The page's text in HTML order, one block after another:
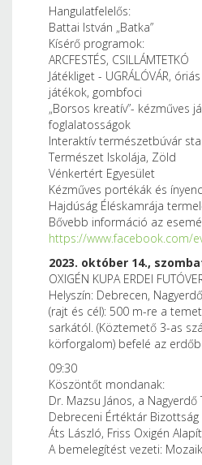
Hangulatfelelős:
Battai István „Batka”
Kísérő programok:
ARCFESTÉS, CSILLÁMTETKÓ
Játékliget - UGRÁLÓVÁR,
játékok, gombfoci
„Borsos kreatív”- kézműves
foglalatosságok
Interaktív természetbúvár
Természet Iskolája, Zöld
Vénkertért Egyesület
Kézműves portékák és
Hajdúság Éléskamrája
Bővebb információ az
https://www.facebook.com/
2023. október 14.,
OXIGÉN KUPA ERDEI
Helyszín: Debrecen,
(rajt és cél): 500 m-re a
sarkától. (Köztemető 3-as
körforgalom) befelé az
09:30
Köszöntőt mondanak:
Dr. Mazsu János, a Nagyerdő
Debreceni Értéktár Bizottság
Áts László, Friss Oxigén
A bemelegítést vezeti: